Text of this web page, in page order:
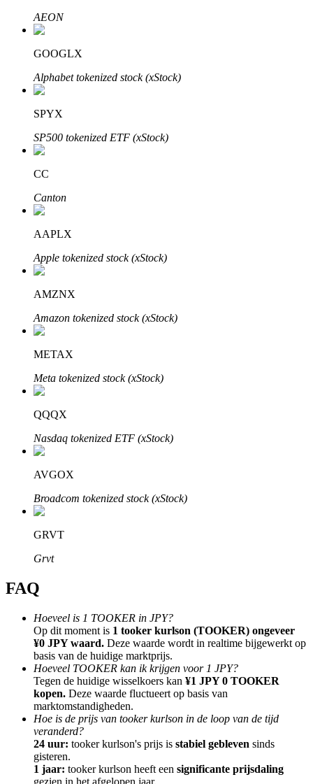
Grijp langetermijnwinst en flexibele belangen
Leer staken
Meer informatie over het verdienen van passief inkomen
Bitrue
Bitrue-partners
Bitrue Affiliates
Tot 65% commissies!
Doorverwijzing
Nodig een vriend uit om contante beloningen te ontvangen
Deposit CASHCAT & Win
AEON
GOOGLX
Alphabet tokenized stock (xStock)
SPYX
SP500 tokenized ETF (xStock)
CC
Canton
AAPLX
Apple tokenized stock (xStock)
AMZNX
Amazon tokenized stock (xStock)
METAX
Meta tokenized stock (xStock)
QQQX
Nasdaq tokenized ETF (xStock)
AVGOX
Broadcom tokenized stock (xStock)
GRVT
Grvt
FAQ
Hoeveel is 1 TOOKER in JPY?
Op dit moment is 1 tooker kurlson (TOOKER) ongeveer
¥0 JPY waard. Deze waarde wordt in realtime bijgewerkt op
basis van de huidige marktprijs.
Hoeveel TOOKER kan ik krijgen voor 1 JPY?
Tegen de huidige wisselkoers kan ¥1 JPY 0 TOOKER
kopen. Deze waarde fluctueert op basis van
marktomstandigheden.
Hoe is de prijs van tooker kurlson in de loop van de tijd
veranderd?
24 uur: tooker kurlson's prijs is stabiel gebleven sinds
gisteren.
1 jaar: tooker kurlson heeft een significante prijsdaling
gezien in het afgelopen jaar.